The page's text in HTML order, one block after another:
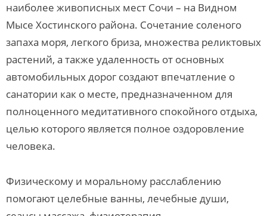
наиболее живописных мест Сочи – на Видном
Мысе Хостинского района. Сочетание соленого
запаха моря, легкого бриза, множества реликтовых
растений, а также удаленность от основных
автомобильных дорог создают впечатление о
санатории как о месте, предназначенном для
полноценного медитативного спокойного отдыха,
целью которого является полное оздоровление
человека.
Физическому и моральному расслаблению
помогают целебные ванны, лечебные души,